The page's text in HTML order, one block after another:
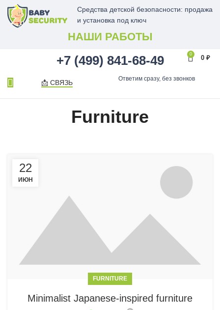
Средства детской безопасности: продажа
и установка под ключ
НАШИ РАБОТЫ
+7 (499) 841-68-49 0
0 ₽
📩 СВЯЗЬ Ответим сразу, без звонков
Furniture
22
ИЮН
FURNITURE
Minimalist Japanese-inspired furniture